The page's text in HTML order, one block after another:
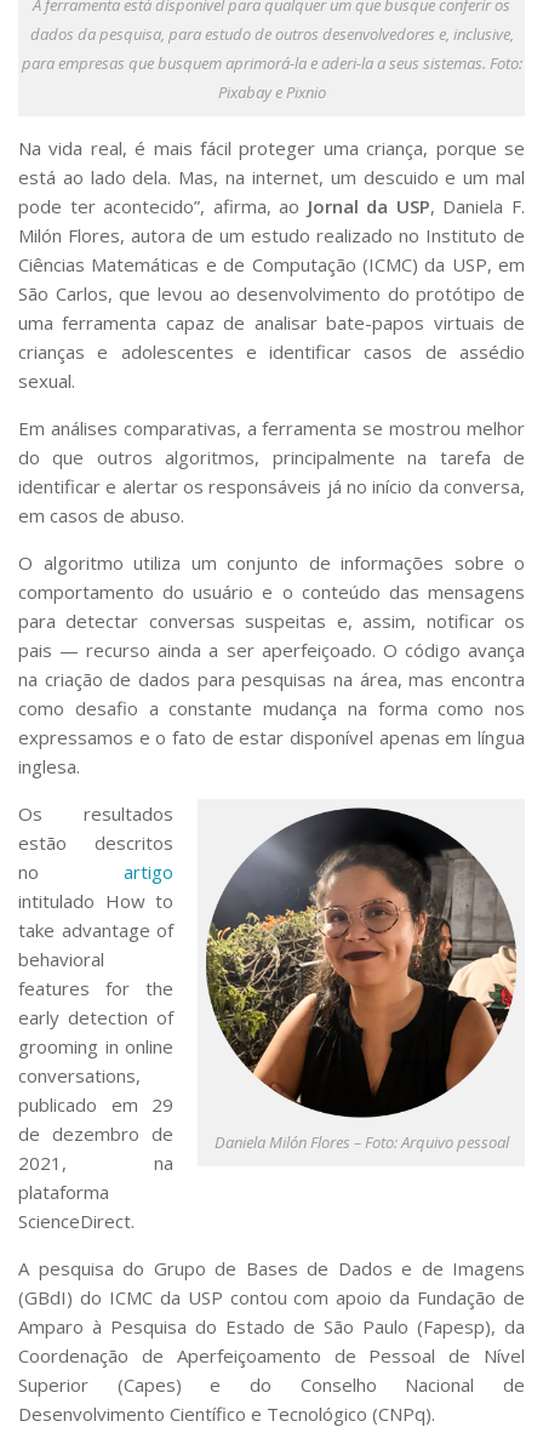
Serviços
Bibliotecas
Apoio ao Estudante
Segurança, Trânsito e Prevenção
Outros serviços
Comunicação
Assessorias e Mídias
Aplicativos e Sites
Jornal da USP
Agenda de Eventos
Defesa de Teses
dados da pesquisa, para estudo de outros desenvolvedores e, inclusive,
para empresas que busquem aprimorá-la e aderi-la a seus sistemas. Foto:
Pixabay e Pixnio
Na vida real, é mais fácil proteger uma criança, porque se
está ao lado dela. Mas, na internet, um descuido e um mal
pode ter acontecido”, afirma, ao Jornal da USP, Daniela F.
Milón Flores, autora de um estudo realizado no Instituto de
Ciências Matemáticas e de Computação (ICMC) da USP, em
São Carlos, que levou ao desenvolvimento do protótipo de
uma ferramenta capaz de analisar bate-papos virtuais de
crianças e adolescentes e identificar casos de assédio
sexual.
Em análises comparativas, a ferramenta se mostrou melhor
do que outros algoritmos, principalmente na tarefa de
identificar e alertar os responsáveis já no início da conversa,
em casos de abuso.
O algoritmo utiliza um conjunto de informações sobre o
comportamento do usuário e o conteúdo das mensagens
para detectar conversas suspeitas e, assim, notificar os
pais — recurso ainda a ser aperfeiçoado. O código avança
na criação de dados para pesquisas na área, mas encontra
como desafio a constante mudança na forma como nos
expressamos e o fato de estar disponível apenas em língua
inglesa.
Daniela Milón Flores – Foto: Arquivo pessoal
Os resultados
estão descritos
no artigo
intitulado How to
take advantage of
behavioral
features for the
early detection of
grooming in online
conversations,
publicado em 29
de dezembro de
2021, na
plataforma
ScienceDirect.
A pesquisa do Grupo de Bases de Dados e de Imagens
(GBdI) do ICMC da USP contou com apoio da Fundação de
Amparo à Pesquisa do Estado de São Paulo (Fapesp), da
Coordenação de Aperfeiçoamento de Pessoal de Nível
Superior (Capes) e do Conselho Nacional de
Desenvolvimento Científico e Tecnológico (CNPq).